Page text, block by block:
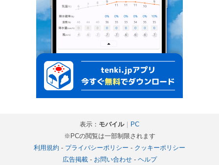
表示： モバイル｜ PC
※PCの閲覧は一部制限されます
利用規約 - プライバシーポリシー - クッキーポリシー
広告掲載- お問い合わせ- ヘルプ